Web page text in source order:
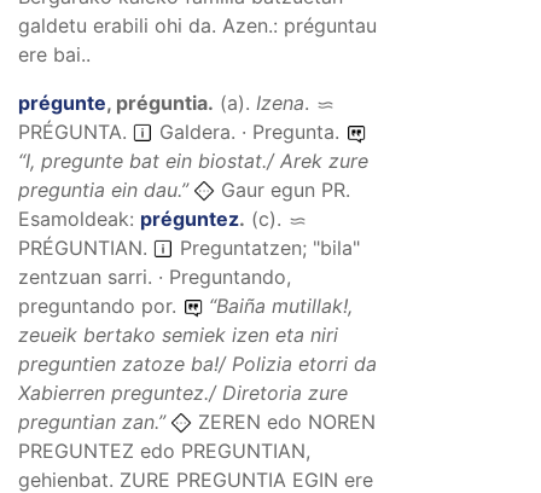
galdetu erabili ohi da. Azen.: préguntau
ere bai..
prégunte, préguntia. (a). Izena.
PRÉGUNTA.
Galdera. · Pregunta.
“I, pregunte bat ein biostat./ Arek zure
preguntia ein dau.”
Gaur egun PR.
Esamoldeak: préguntez. (c).
PRÉGUNTIAN.
Preguntatzen; "bila"
zentzuan sarri. · Preguntando,
preguntando por.
“Baiña mutillak!,
zeueik bertako semiek izen eta niri
preguntien zatoze ba!/ Polizia etorri da
Xabierren preguntez./ Diretoria zure
preguntian zan.”
ZEREN edo NOREN
PREGUNTEZ edo PREGUNTIAN,
gehienbat. ZURE PREGUNTIA EGIN ere